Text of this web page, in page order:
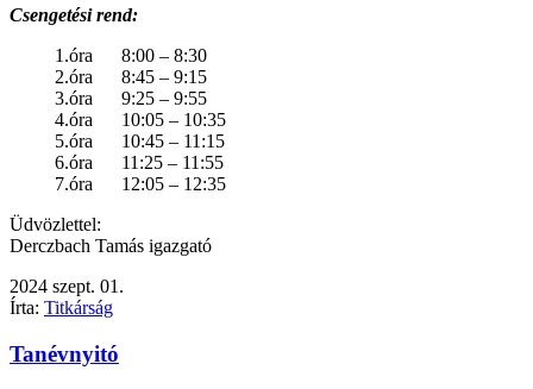
Csengetési rend:
1.óra 8:00 – 8:30
2.óra 8:45 – 9:15
3.óra 9:25 – 9:55
4.óra 10:05 – 10:35
5.óra 10:45 – 11:15
6.óra 11:25 – 11:55
7.óra 12:05 – 12:35
Üdvözlettel:
Derczbach Tamás igazgató
2024 szept. 01.
Írta: Titkárság
Tanévnyitó